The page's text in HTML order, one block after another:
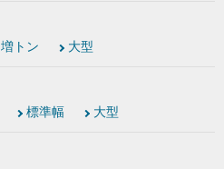
増トン 大型
標準幅 大型